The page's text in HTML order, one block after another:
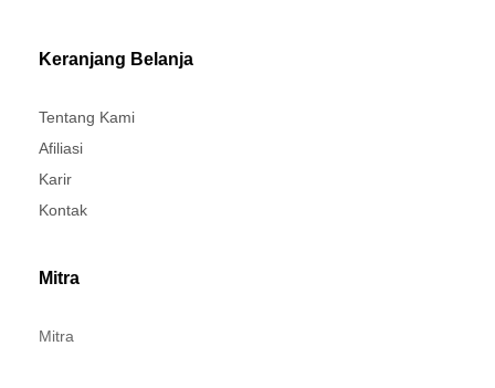
Keranjang Belanja
Tentang Kami
Afiliasi
Karir
Kontak
Mitra
Mitra